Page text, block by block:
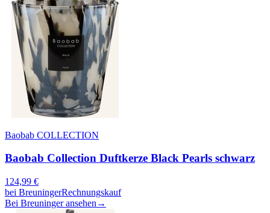
Baobab COLLECTION
Baobab Collection Duftkerze Black Pearls schwarz
124,99 €
bei BreuningerRechnungskauf
Bei Breuninger ansehen →